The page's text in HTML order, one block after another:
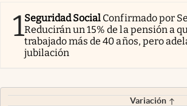
1Seguridad Social Confirmado por
Reducirán un 15% de la pensión a
trabajado más de 40 años, pero
jubilación
Variación